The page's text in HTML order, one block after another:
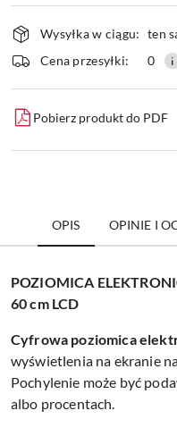
Dostępność
i
dostawa
Wysyłka w ciągu: ten
Cena przesyłki:
0
Pobierz produkt do PDF
OPIS OPINIE I
POZIOMICA
60 cm LCD
Cyfrowa poziomica
wyświetlenia na ekranie
Pochylenie może być
albo procentach.